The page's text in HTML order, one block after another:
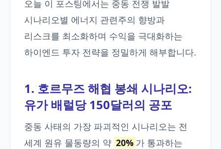
오늘 이 포스팅에서는 중동 전쟁 발발
시나리오별 에너지 관련주의 향방과
리스크를 최소화하며 수익을 극대화하는
하이엔드 투자 전략을 정밀하게 해부합니다.
1. 호르무즈 해협 봉쇄 시나리오:
유가 배럴당 150달러의 공포
중동 사태의 가장 파괴적인 시나리오는 전
세계 원유 물동량의 약 20% 가 통과하는